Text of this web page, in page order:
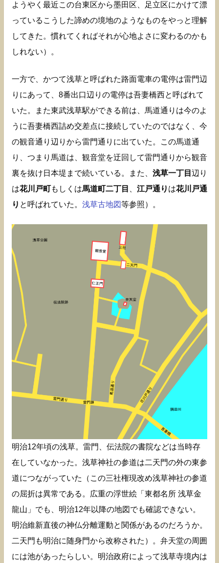
ようやく最近この台東区から墨田区、足立区にかけて漂
っているこうした諦めの境地のようなものをやっと理解
してきた。慣れてくればそれが心地よさに変わるのかも
しれない）。
一方で、かつて浅草と呼ばれた路面電車の電停は雷門辺
りにあって、8番出口辺りの電停は吾妻橋西と呼ばれて
いた。また東武浅草駅ができる前は、馬道通りは今のよ
うに吾妻橋西詰め交差点に接続していたのではなく、今
の観音通り辺りから雷門通りに出ていた。この馬道通
り、つまり馬道は、観音堂を迂回して雷門通りから観音
裏を抜け日本堤まで続いている。また、 浅草一丁目 辺り
は花川戸町もしくは馬道町二丁目 江戸通り は花川戸通
り と呼ばれていた。 浅草古地図等参照）。
明治12年頃の浅草。雷門、伝法院の書院などは当時存
在していなかった。浅草神社の参道は二天門の外の東参
道につながっていた（この三社権現改め浅草神社の参道
の屈折は異常である。広重の浮世絵「東都名所 浅草金
龍山」でも、明治12年以降の地図でも確認できない。
明治維新直後の神仏分離運動と関係があるのだろうか。
二天門も明治に随身門から改称された）。弁天堂の周囲
には池があったらしい。明治政府によって浅草寺境内は